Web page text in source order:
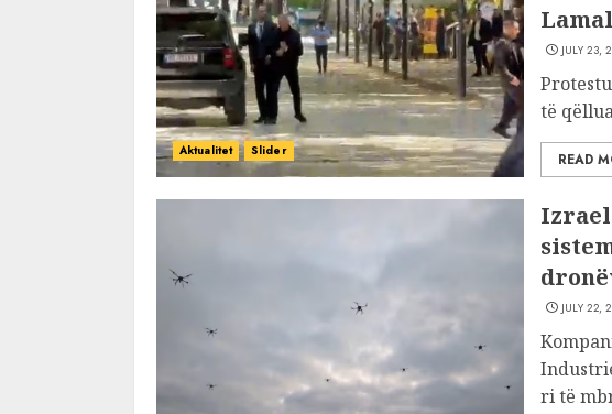
Aktualitet Slider
JULY 23,
të
READ
JULY 22,
ri të